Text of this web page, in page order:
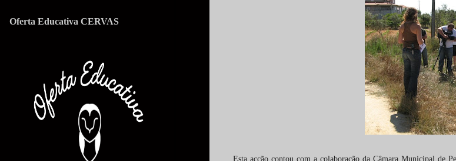
Esta acção contou com a colaboração da Câmara Municipal de
Oferta Educativa CERVAS